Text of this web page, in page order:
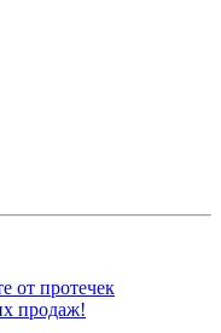
от протечек
продаж!